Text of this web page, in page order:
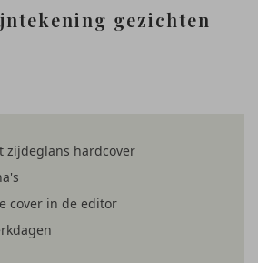
gezichten
zijdeglans hardcover
cover in de editor